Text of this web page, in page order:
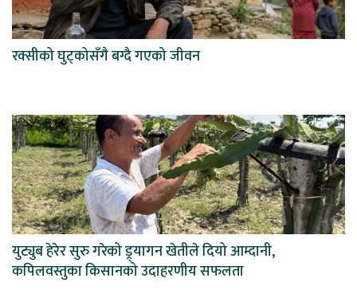
रक्सीको घुट्कोसँगै बग्दै गएको जीवन
युट्युब हेरेर सुरु गरेको ड्र्यागन खेतीले दियो आम्दानी,
कपिलवस्तुका किसानको उदाहरणीय सफलता